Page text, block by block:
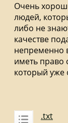
Очень
людей,
либо не
качестве
непременно
иметь право
который уже
.txt